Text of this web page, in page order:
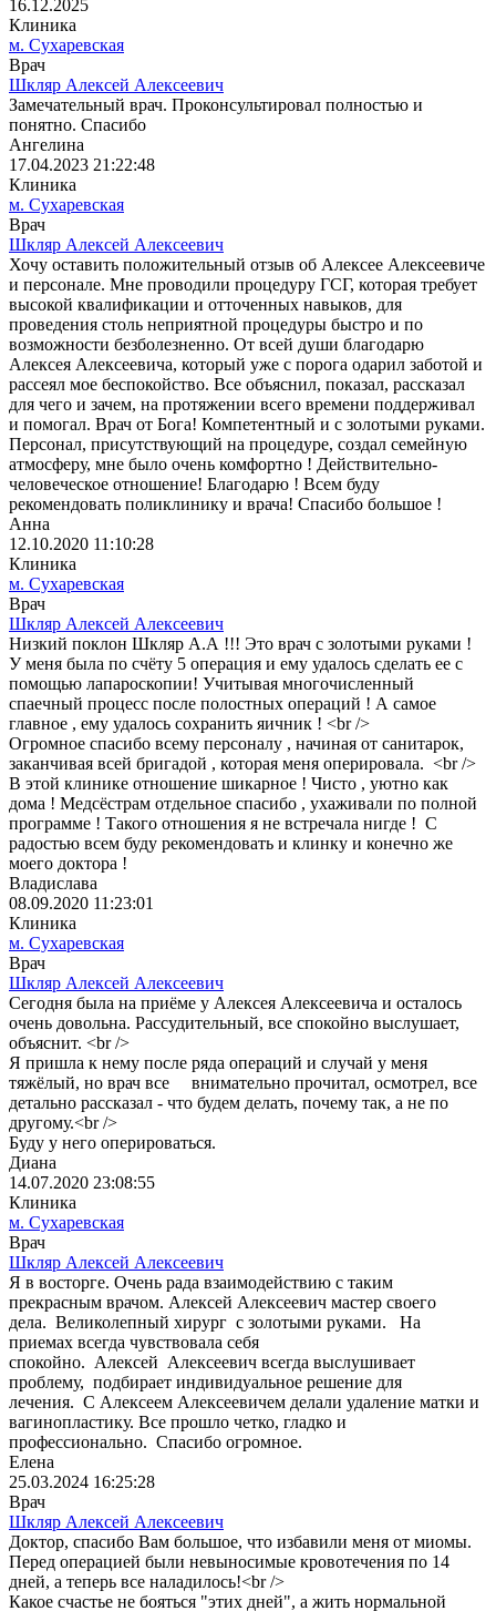
16.12.2025
Клиника
м. Сухаревская
Врач
Шкляр Алексей Алексеевич
Замечательный врач. Проконсультировал полностью и
понятно. Спасибо
Ангелина
17.04.2023 21:22:48
Клиника
м. Сухаревская
Врач
Шкляр Алексей Алексеевич
Хочу оставить положительный отзыв об Алексее Алексеевиче
и персонале. Мне проводили процедуру ГСГ, которая требует
высокой квалификации и отточенных навыков, для
проведения столь неприятной процедуры быстро и по
возможности безболезненно. От всей души благодарю
Алексея Алексеевича, который уже с порога одарил заботой и
рассеял мое беспокойство. Все объяснил, показал, рассказал
для чего и зачем, на протяжении всего времени поддерживал
и помогал. Врач от Бога! Компетентный и с золотыми руками.
Персонал, присутствующий на процедуре, создал семейную
атмосферу, мне было очень комфортно ! Действительно-
человеческое отношение! Благодарю ! Всем буду
рекомендовать поликлинику и врача! Спасибо большое !
Анна
12.10.2020 11:10:28
Клиника
м. Сухаревская
Врач
Шкляр Алексей Алексеевич
Низкий поклон Шкляр А.А !!! Это врач с золотыми руками !
У меня была по счёту 5 операция и ему удалось сделать ее с
помощью лапароскопии! Учитывая многочисленный
спаечный процесс после полостных операций ! А самое
главное , ему удалось сохранить яичник ! <br />
Огромное спасибо всему персоналу , начиная от санитарок,
заканчивая всей бригадой , которая меня оперировала. <br />
В этой клинике отношение шикарное ! Чисто , уютно как
дома ! Медсёстрам отдельное спасибо , ухаживали по полной
программе ! Такого отношения я не встречала нигде ! С
радостью всем буду рекомендовать и клинку и конечно же
моего доктора !
Владислава
08.09.2020 11:23:01
Клиника
м. Сухаревская
Врач
Шкляр Алексей Алексеевич
Сегодня была на приёме у Алексея Алексеевича и осталось
очень довольна. Рассудительный, все спокойно выслушает,
объяснит. <br />
Я пришла к нему после ряда операций и случай у меня
тяжёлый, но врач все внимательно прочитал, осмотрел, все
детально рассказал - что будем делать, почему так, а не по
другому.<br />
Буду у него оперироваться.
Диана
14.07.2020 23:08:55
Клиника
м. Сухаревская
Врач
Шкляр Алексей Алексеевич
Я в восторге. Очень рада взаимодействию с таким
прекрасным врачом. Алексей Алексеевич мастер своего
дела. Великолепный хирург с золотыми руками. На
приемах всегда чувствовала себя
спокойно. Алексей Алексеевич всегда выслушивает
проблему, подбирает индивидуальное решение для
лечения. С Алексеем Алексеевичем делали удаление матки и
вагинопластику. Все прошло четко, гладко и
профессионально. Спасибо огромное.
Елена
25.03.2024 16:25:28
Врач
Шкляр Алексей Алексеевич
Доктор, спасибо Вам большое, что избавили меня от миомы.
Перед операцией были невыносимые кровотечения по 14
дней, а теперь все наладилось!<br />
Какое счастье не бояться "этих дней", а жить нормальной